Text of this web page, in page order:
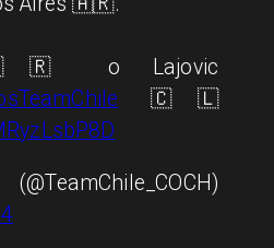
o Lajovic
🇨🇱